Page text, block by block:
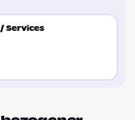
Services